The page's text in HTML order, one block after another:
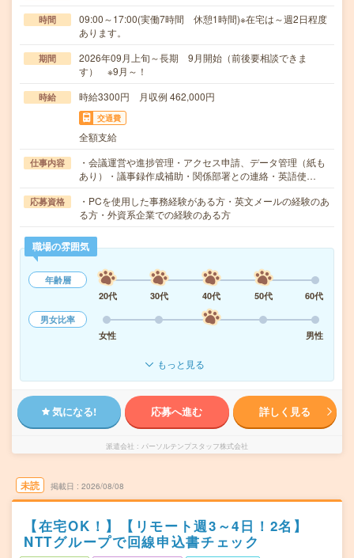
時間
09:00～17:00(実働7時間 休憩1時間)※在宅は～週2日程度
あります。
期間
2026年09月上旬～長期 9月開始（前後要相談できま
す） ※9月～！
時給 時給3300円 月収例 462,000円
交通費
全額支給
仕事内容
・会議運営や進捗管理・アクセス申請、データ管理（紙も
あり）・議事録作成補助・関係部署との連絡・英語使…
応募資格
・PCを使用した事務経験がある方・英文メールの経験のあ
る方・外資系企業での経験のある方
職場の雰囲気
年齢層
20代
30代 40代 50代
60代
男女比率
女性
男性
もっと見る
気になる! 応募へ進む 詳しく見る
派遣会社 パーソルテンプスタッフ株式会社
未読 掲載日 2026/08/08
【在宅OK！】【リモート週3～4日！2名】
NTTグループで回線申込書チェック